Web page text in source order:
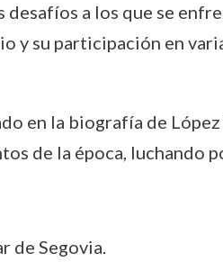
desafíos a los que se
y su participación en
en la biografía de
de la época, luchando
de Segovia.